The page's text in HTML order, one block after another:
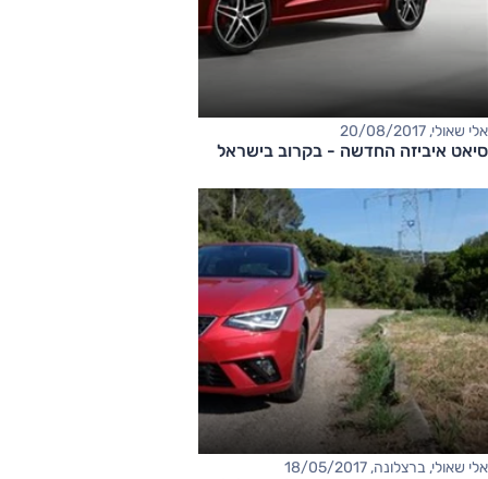
אלי שאולי, 20/08/2017
סיאט איביזה החדשה - בקרוב בישראל
אלי שאולי, ברצלונה, 18/05/2017